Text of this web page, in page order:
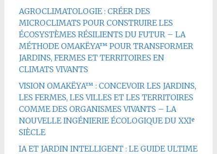
AGROCLIMATOLOGIE : CRÉER DES
MICROCLIMATS POUR CONSTRUIRE LES
ÉCOSYSTÈMES RÉSILIENTS DU FUTUR – LA
MÉTHODE OMAKËYA™ POUR TRANSFORMER
JARDINS, FERMES ET TERRITOIRES EN
CLIMATS VIVANTS
VISION OMAKËYA™ : CONCEVOIR LES JARDINS,
LES FERMES, LES VILLES ET LES TERRITOIRES
COMME DES ORGANISMES VIVANTS – LA
NOUVELLE INGÉNIERIE ÉCOLOGIQUE DU XXIᵉ
SIÈCLE
IA ET JARDIN INTELLIGENT : LE GUIDE ULTIME